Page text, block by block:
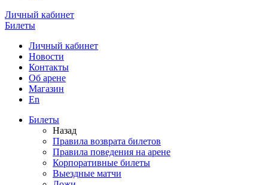
Личный кабинет
Билеты
Личный кабинет
Новости
Контакты
Об арене
Магазин
En
Билеты
Назад
Правила возврата билетов
Правила поведения на арене
Корпоративные билеты
Выездные матчи